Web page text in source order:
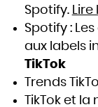
Spotify. Lire
Spotify :
aux labels
TikTok
Trends
TikTok et